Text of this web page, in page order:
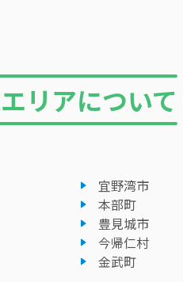
リアについて
宜野湾市
本部町
豊見城市
今帰仁村
金武町